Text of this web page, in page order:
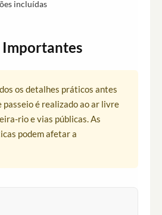
incluídas
Importantes
os detalhes práticos antes
passeio é realizado ao ar livre
rio e vias públicas. As
podem afetar a